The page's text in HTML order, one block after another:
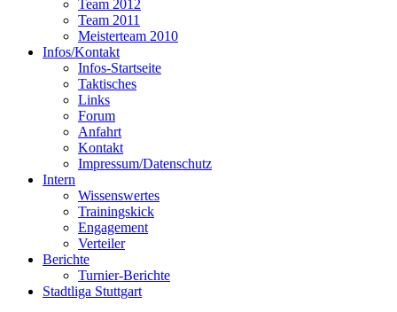
Team 2012
Team 2011
Meisterteam 2010
Infos/Kontakt
Infos-Startseite
Taktisches
Links
Forum
Anfahrt
Kontakt
Impressum/Datenschutz
Intern
Wissenswertes
Trainingskick
Engagement
Verteiler
Berichte
Turnier-Berichte
Stadtliga Stuttgart